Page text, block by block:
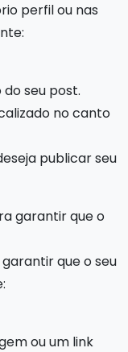
perfil ou nas
seu post.
no canto
publicar seu
que o seu
ou um link